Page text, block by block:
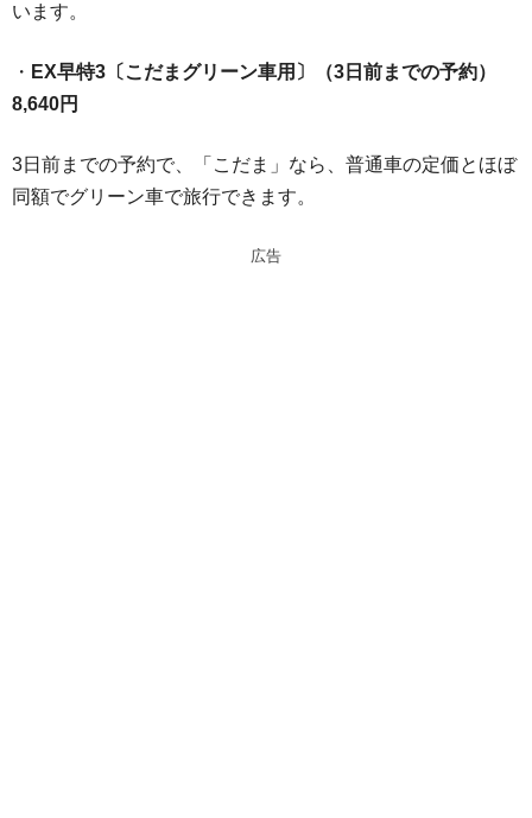
います。
・ EX早特3〔こだまグリーン車用〕（3日前までの予約）
8,640円
3日前までの予約で、「こだま」なら、普通車の定価とほぼ
同額でグリーン車で旅行できます。
広告